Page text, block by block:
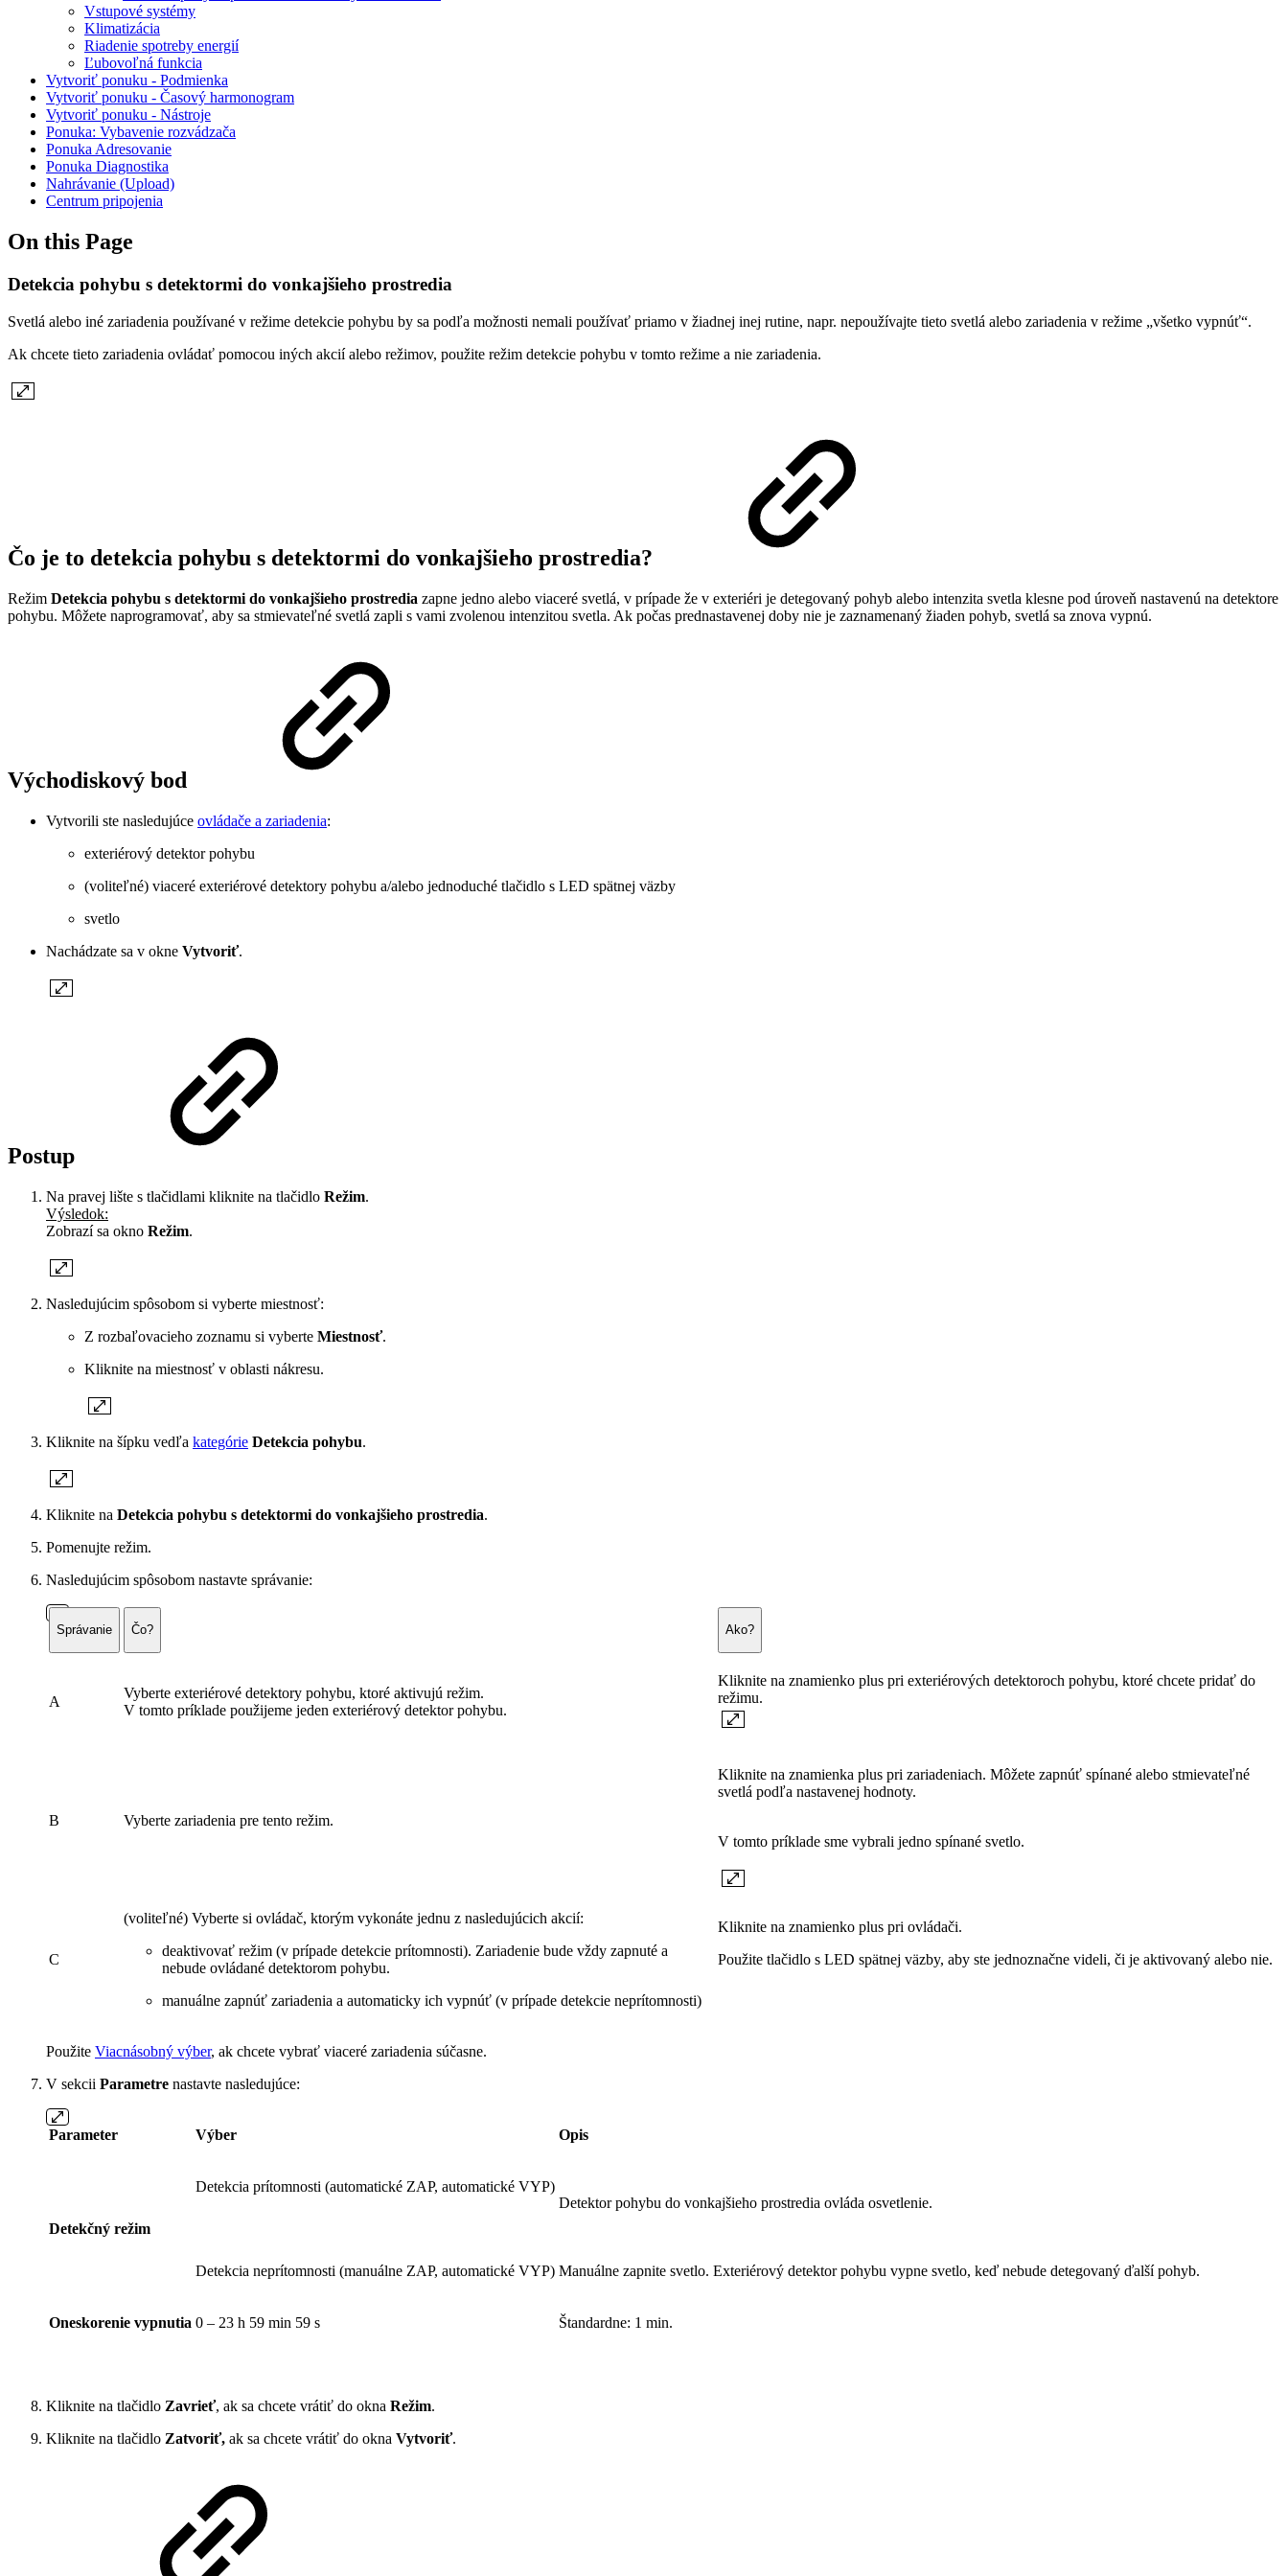
Vstupové systémy
Klimatizácia
Riadenie spotreby energií
Ľubovoľná funkcia
Vytvoriť ponuku - Podmienka
Vytvoriť ponuku - Časový harmonogram
Vytvoriť ponuku - Nástroje
Ponuka: Vybavenie rozvádzača
Ponuka Adresovanie
Ponuka Diagnostika
Nahrávanie (Upload)
Centrum pripojenia
On this Page
Detekcia pohybu s detektormi do vonkajšieho prostredia
Svetlá alebo iné zariadenia používané v režime detekcie pohybu by sa podľa možnosti nemali používať priamo v žiadnej inej rutine, napr. nepoužívajte tieto svetlá alebo zariadenia v režime „všetko vypnúť“.
Ak chcete tieto zariadenia ovládať pomocou iných akcií alebo režimov, použite režim detekcie pohybu v tomto režime a nie zariadenia.
Čo je to detekcia pohybu s detektormi do vonkajšieho prostredia?
Režim Detekcia pohybu s detektormi do vonkajšieho prostredia zapne jedno alebo viaceré svetlá, v prípade že v exteriéri je detegovaný pohyb alebo intenzita svetla klesne pod úroveň nastavenú na detektore
pohybu. Môžete naprogramovať, aby sa stmievateľné svetlá zapli s vami zvolenou intenzitou svetla. Ak počas prednastavenej doby nie je zaznamenaný žiaden pohyb, svetlá sa znova vypnú.
Východiskový bod
Vytvorili ste nasledujúce ovládače a zariadenia:
exteriérový detektor pohybu
(voliteľné) viaceré exteriérové detektory pohybu a/alebo jednoduché tlačidlo s LED spätnej väzby
svetlo
Nachádzate sa v okne Vytvoriť.
Postup
Na pravej lište s tlačidlami kliknite na tlačidlo Režim.
Výsledok:
Zobrazí sa okno Režim.
Nasledujúcim spôsobom si vyberte miestnosť:
Z rozbaľovacieho zoznamu si vyberte Miestnosť.
Kliknite na miestnosť v oblasti nákresu.
Kliknite na šípku vedľa kategórie Detekcia pohybu.
Kliknite na Detekcia pohybu s detektormi do vonkajšieho prostredia.
Pomenujte režim.
Nasledujúcim spôsobom nastavte správanie:
Správanie Čo? Ako?
A
Vyberte exteriérové detektory pohybu, ktoré aktivujú režim.
V tomto príklade použijeme jeden exteriérový detektor pohybu.
Kliknite na znamienko plus pri exteriérových detektoroch pohybu, ktoré chcete pridať do
režimu.
B Vyberte zariadenia pre tento režim.
Kliknite na znamienka plus pri zariadeniach. Môžete zapnúť spínané alebo stmievateľné
svetlá podľa nastavenej hodnoty.
V tomto príklade sme vybrali jedno spínané svetlo.
C
(voliteľné) Vyberte si ovládač, ktorým vykonáte jednu z nasledujúcich akcií:
deaktivovať režim (v prípade detekcie prítomnosti). Zariadenie bude vždy zapnuté a
nebude ovládané detektorom pohybu.
manuálne zapnúť zariadenia a automaticky ich vypnúť (v prípade detekcie neprítomnosti)
Kliknite na znamienko plus pri ovládači.
Použite tlačidlo s LED spätnej väzby, aby ste jednoznačne videli, či je aktivovaný alebo nie.
Použite Viacnásobný výber, ak chcete vybrať viaceré zariadenia súčasne.
V sekcii Parametre nastavte nasledujúce:
Parameter Výber Opis
Detekčný režim
Detekcia prítomnosti (automatické ZAP, automatické VYP)
Detektor pohybu do vonkajšieho prostredia ovláda osvetlenie.
Detekcia neprítomnosti (manuálne ZAP, automatické VYP) Manuálne zapnite svetlo. Exteriérový detektor pohybu vypne svetlo, keď nebude detegovaný ďalší pohyb.
Oneskorenie vypnutia 0 – 23 h 59 min 59 s Štandardne: 1 min.
Kliknite na tlačidlo Zavrieť, ak sa chcete vrátiť do okna Režim.
Kliknite na tlačidlo Zatvoriť, ak sa chcete vrátiť do okna Vytvoriť.